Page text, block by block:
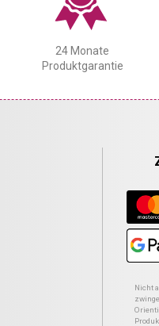
24 Monate
Produktgarantie
Nicht